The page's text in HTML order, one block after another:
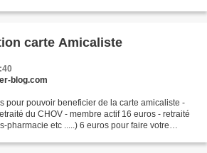
carte Amicaliste
blog.com
pour pouvoir beneficier de la carte amicaliste -
du CHOV - membre actif 16 euros - retraité
pharmacie etc .....) 6 euros pour faire votre